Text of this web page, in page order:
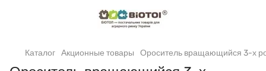
Каталог Акционные товары Ороситель вращающийся 3-х